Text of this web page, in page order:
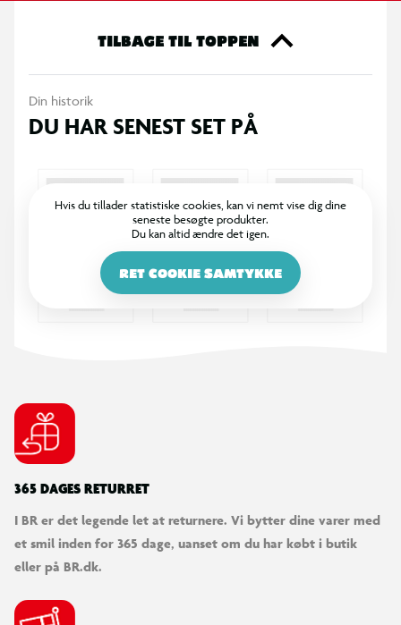
TILBAGE TIL TOPPEN
Din historik
DU HAR SENEST SET PÅ
Hvis du tillader statistiske cookies, kan vi nemt vise dig dine
seneste besøgte produkter.
Du kan altid ændre det igen.
RET COOKIE SAMTYKKE
365 DAGES RETURRET
I BR er det legende let at returnere. Vi bytter dine varer med
et smil inden for 365 dage, uanset om du har købt i butik
eller på BR.dk.